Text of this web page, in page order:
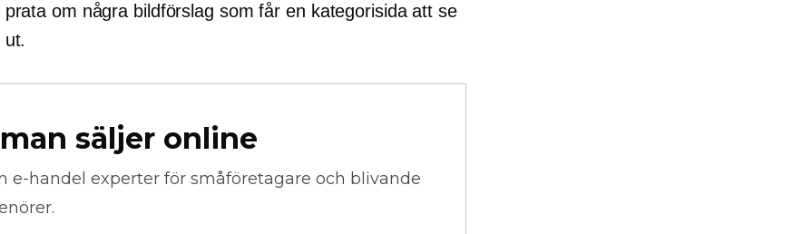
om några bildförslag som får en kategorisida att se
ut.
säljer online
e-handel experter för småföretagare och blivande